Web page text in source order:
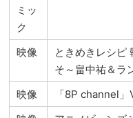
ミッ
ク
映像
ときめきレシピ
そ～畠中祐＆ラ
映像
「8P channel」